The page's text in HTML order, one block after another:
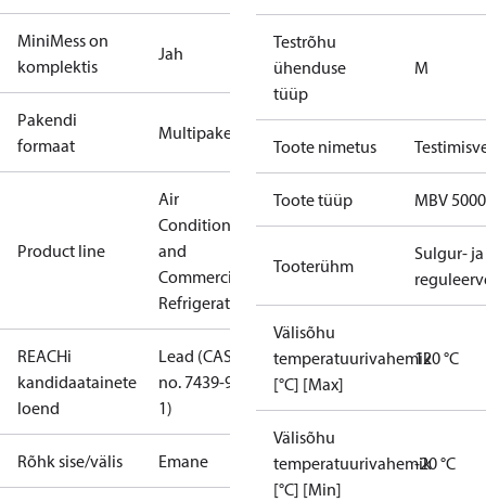
MiniMess on
komplektis
Jah
Pakendi
formaat
Multipakend
Product line
Air
Conditioning
and
Commercial
Refrigeration
REACHi
kandidaatainete
loend
Lead (CAS
no. 7439-92-
1)
Rõhk sise/välis Emane
Testrõhu
ühenduse
tüüp
M
Toote nimetus
Toote tüüp MBV 5000
Tooterühm
Sulgur- ja
Välisõhu
temperatuurivahemik
[°C] [Max]
120 °C
Välisõhu
temperatuurivahemik
[°C] [Min]
-20 °C